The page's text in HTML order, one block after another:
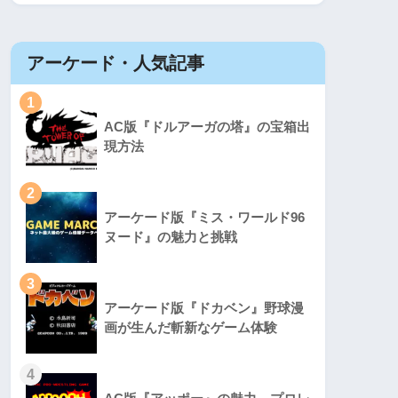
アーケード・人気記事
1
AC版『ドルアーガの塔』の宝箱出
現方法
2
アーケード版『ミス・ワールド96
ヌード』の魅力と挑戦
3
アーケード版『ドカベン』野球漫
画が生んだ斬新なゲーム体験
4